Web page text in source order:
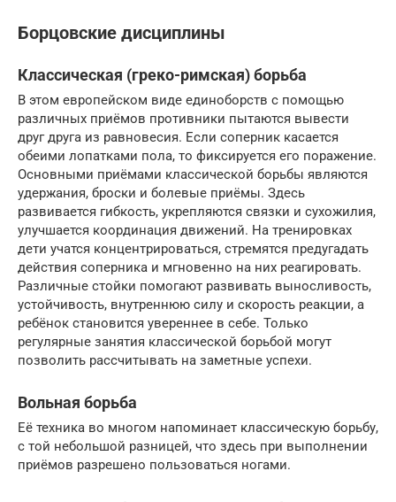
Борцовские дисциплины
Классическая (греко-римская) борьба
В этом европейском виде единоборств с помощью
различных приёмов противники пытаются вывести
друг друга из равновесия. Если соперник касается
обеими лопатками пола, то фиксируется его поражение.
Основными приёмами классической борьбы являются
удержания, броски и болевые приёмы. Здесь
развивается гибкость, укрепляются связки и сухожилия,
улучшается координация движений. На тренировках
дети учатся концентрироваться, стремятся предугадать
действия соперника и мгновенно на них реагировать.
Различные стойки помогают развивать выносливость,
устойчивость, внутреннюю силу и скорость реакции, а
ребёнок становится увереннее в себе. Только
регулярные занятия классической борьбой могут
позволить рассчитывать на заметные успехи.
Вольная борьба
Её техника во многом напоминает классическую борьбу,
с той небольшой разницей, что здесь при выполнении
приёмов разрешено пользоваться ногами.